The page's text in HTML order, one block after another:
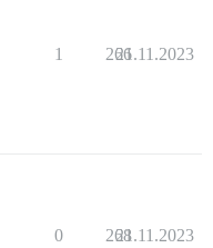
1 266
21.11.2023
0 268
21.11.2023